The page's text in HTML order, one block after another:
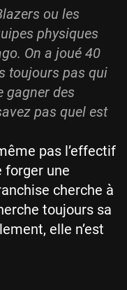
ou les
physiques
On a joué 40
toujours pas qui
gagner des
pas quel est
pas l’effectif
forger une
cherche à
toujours sa
elle n’est